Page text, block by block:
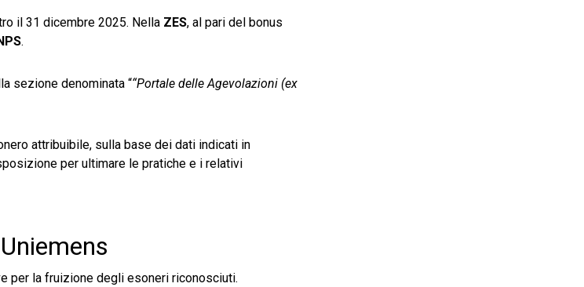
il 31 dicembre 2025. Nella ZES, al pari del bonus
.
sezione denominata ““Portale delle Agevolazioni (ex
attribuibile, sulla base dei dati indicati in
per ultimare le pratiche e i relativi
per la fruizione degli esoneri riconosciuti.